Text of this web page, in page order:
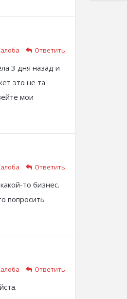
Ответить
3 дня назад и
это не та
мои
Ответить
то бизнес.
попросить
Ответить